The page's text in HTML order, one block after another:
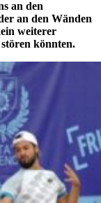
an den
an den Wänden
weiterer
könnten.